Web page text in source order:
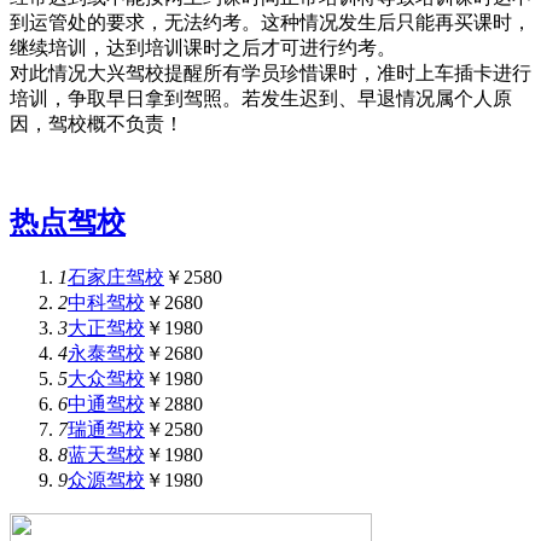
到运管处的要求，无法约考。这种情况发生后只能再买课时，
继续培训，达到培训课时之后才可进行约考。
对此情况大兴驾校提醒所有学员珍惜课时，准时上车插卡进行
培训，争取早日拿到驾照。若发生迟到、早退情况属个人原
因，驾校概不负责！
热点驾校
1石家庄驾校 ￥2580
2中科驾校 ￥2680
3大正驾校 ￥1980
4永泰驾校 ￥2680
5大众驾校 ￥1980
6中通驾校 ￥2880
7瑞通驾校 ￥2580
8蓝天驾校 ￥1980
9众源驾校 ￥1980